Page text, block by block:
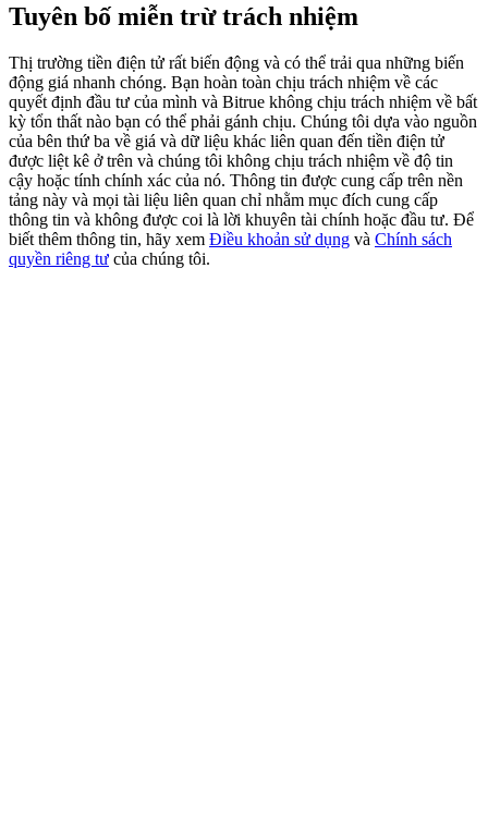
Precious Metals Trading Carnival
Trade Gold & Silver · 33,333 USDT Bonus
USDT New User Exclusive 10% APR
USDT Flexible Staking | Daily Rewards
Tuyên bố miễn trừ trách nhiệm
Thị trường tiền điện tử rất biến động và có thể trải qua những biến
động giá nhanh chóng. Bạn hoàn toàn chịu trách nhiệm về các
quyết định đầu tư của mình và Bitrue không chịu trách nhiệm về bất
kỳ tổn thất nào bạn có thể phải gánh chịu. Chúng tôi dựa vào nguồn
của bên thứ ba về giá và dữ liệu khác liên quan đến tiền điện tử
được liệt kê ở trên và chúng tôi không chịu trách nhiệm về độ tin
cậy hoặc tính chính xác của nó. Thông tin được cung cấp trên nền
tảng này và mọi tài liệu liên quan chỉ nhằm mục đích cung cấp
thông tin và không được coi là lời khuyên tài chính hoặc đầu tư. Để
biết thêm thông tin, hãy xem Điều khoản sử dụng và Chính sách
quyền riêng tư của chúng tôi.